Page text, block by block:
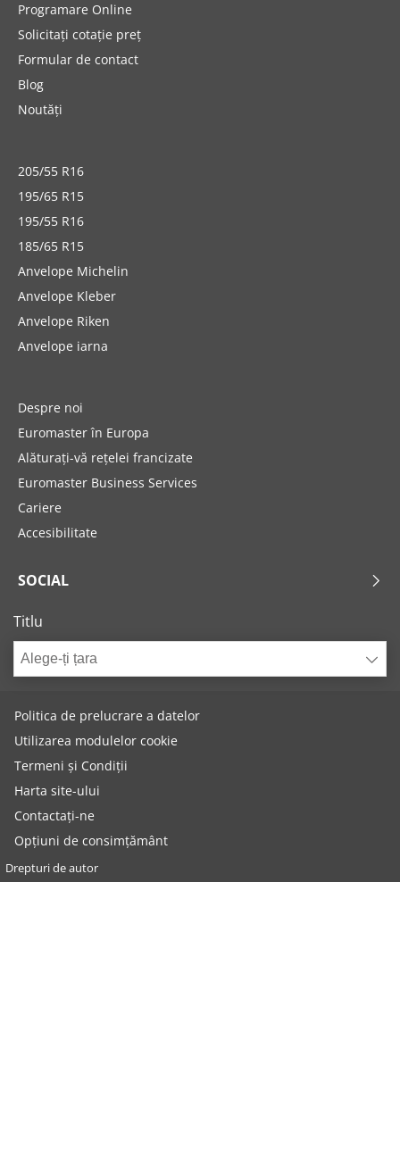
Programare Online
Solicitați cotație preț
Formular de contact
Blog
Noutăți
205/55 R16
195/65 R15
195/55 R16
185/65 R15
Anvelope Michelin
Anvelope Kleber
Anvelope Riken
Anvelope iarna
Despre noi
Euromaster în Europa
Alăturați-vă rețelei francizate
Euromaster Business Services
Cariere
Accesibilitate
SOCIAL
Titlu
Alege-ți țara
Politica de prelucrare a datelor
Utilizarea modulelor cookie
Termeni și Condiții
Harta site-ului
Contactați-ne
Opțiuni de consimțământ
Drepturi de autor